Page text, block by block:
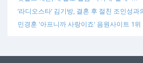
‘라디오스타’ 김기방, 결혼 후 절친 조인성과
민경훈 '아프니까 사랑이죠' 음원사이트 1위